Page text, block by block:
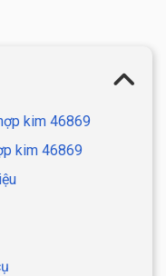
kim 46869
kim 46869